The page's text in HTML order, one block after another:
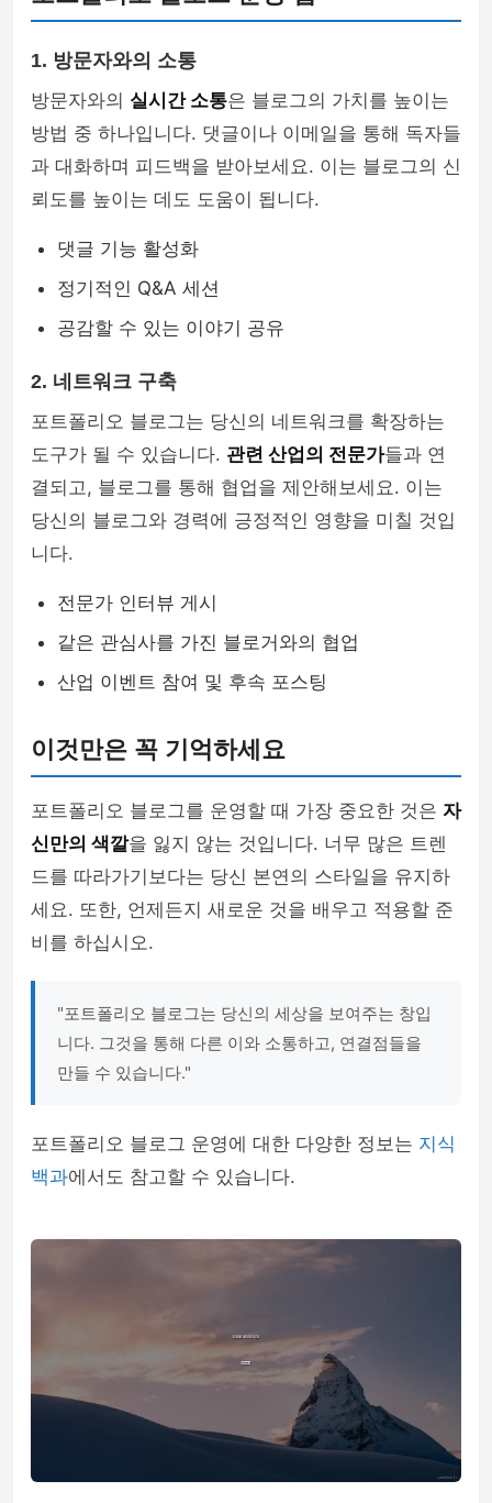
1. 방문자와의 소통
방문자와의 실시간 소통은 블로그의 가치를 높이는
방법 중 하나입니다. 댓글이나 이메일을 통해 독자들
과 대화하며 피드백을 받아보세요. 이는 블로그의 신
뢰도를 높이는 데도 도움이 됩니다.
댓글 기능 활성화
정기적인 Q&A 세션
공감할 수 있는 이야기 공유
2. 네트워크 구축
포트폴리오 블로그는 당신의 네트워크를 확장하는
도구가 될 수 있습니다. 관련 산업의 전문가들과 연
결되고, 블로그를 통해 협업을 제안해보세요. 이는
당신의 블로그와 경력에 긍정적인 영향을 미칠 것입
니다.
전문가 인터뷰 게시
같은 관심사를 가진 블로거와의 협업
산업 이벤트 참여 및 후속 포스팅
이것만은 꼭 기억하세요
포트폴리오 블로그를 운영할 때 가장 중요한 것은 자
신만의 색깔을 잃지 않는 것입니다. 너무 많은 트렌
드를 따라가기보다는 당신 본연의 스타일을 유지하
세요. 또한, 언제든지 새로운 것을 배우고 적용할 준
비를 하십시오.
"포트폴리오 블로그는 당신의 세상을 보여주는 창입
니다. 그것을 통해 다른 이와 소통하고, 연결점들을
만들 수 있습니다."
포트폴리오 블로그 운영에 대한 다양한 정보는 지식
백과에서도 참고할 수 있습니다.